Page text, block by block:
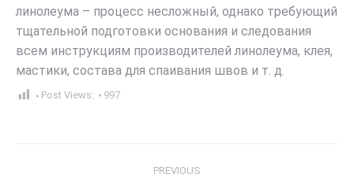
линолеума – процесс несложный, однако требующий
тщательной подготовки основания и следования
всем инструкциям производителей линолеума, клея,
мастики, состава для спаивания швов и т. д.
Post Views: 997
PREVIOUS